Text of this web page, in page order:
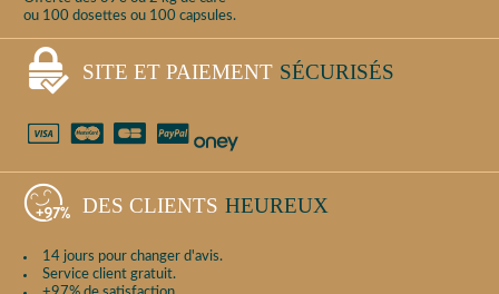
ou 100 dosettes ou 100 capsules.
SITE ET PAIEMENT SÉCURISÉS
DES CLIENTS HEUREUX
14 jours pour changer d'avis.
Service client gratuit.